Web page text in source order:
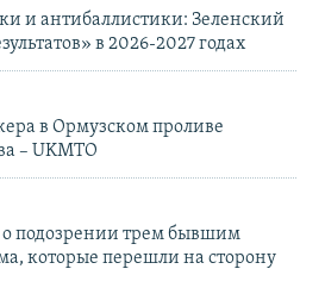
и антибаллистики: Зеленский
в 2026-2027 годах
в Ормузском проливе
– UKMTO
подозрении трем бывшим
которые перешли на сторону